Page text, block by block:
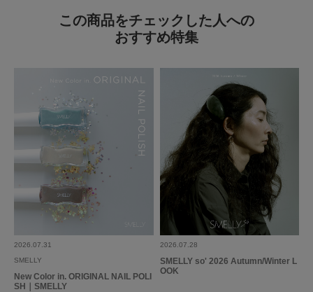
この商品をチェックした人への
おすすめ特集
2026.07.31
SMELLY
New Color in. ORIGINAL NAIL POLI
SH｜SMELLY
2026.07.28
SMELLY so' 2026 Autumn/Winter L
OOK